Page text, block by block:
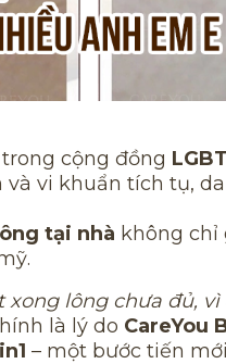
cộng đồng LGBT
vi khuẩn tích tụ,
tại nhà không chỉ
xong lông chưa đủ,
là lý do CareYou
– một bước tiến